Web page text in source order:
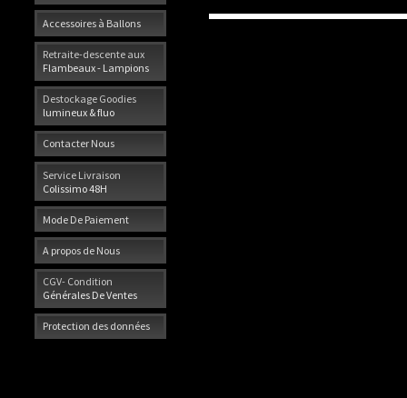
Accessoires à Ballons
Retraite-descente aux
Flambeaux - Lampions
Destockage Goodies
lumineux & fluo
Contacter Nous
Service Livraison
Colissimo 48H
Mode De Paiement
A propos de Nous
CGV- Condition
Générales De Ventes
Protection des données